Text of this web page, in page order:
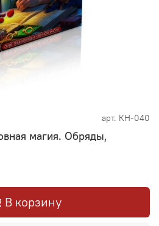
арт. КН-040
магия. Обряды,
В корзину